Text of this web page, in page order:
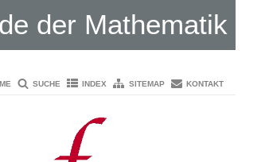
der Mathematik
SUCHE INDEX SITEMAP KONTAKT